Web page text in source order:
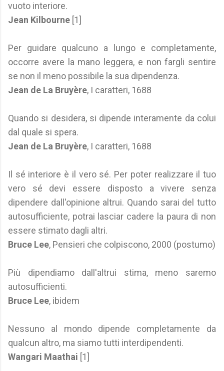
vuoto interiore.
Jean Kilbourne [1]
Per guidare qualcuno a lungo e completamente,
occorre avere la mano leggera, e non fargli sentire
se non il meno possibile la sua dipendenza.
Jean de La Bruyère, I caratteri, 1688
Quando si desidera, si dipende interamente da colui
dal quale si spera.
Jean de La Bruyère, I caratteri, 1688
Il sé interiore è il vero sé. Per poter realizzare il tuo
vero sé devi essere disposto a vivere senza
dipendere dall'opinione altrui. Quando sarai del tutto
autosufficiente, potrai lasciar cadere la paura di non
essere stimato dagli altri.
Bruce Lee, Pensieri che colpiscono, 2000 (postumo)
Più dipendiamo dall'altrui stima, meno saremo
autosufficienti.
Bruce Lee, ibidem
Nessuno al mondo dipende completamente da
qualcun altro, ma siamo tutti interdipendenti.
Wangari Maathai [1]